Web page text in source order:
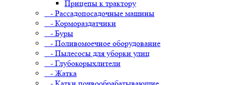
Прицепы к трактору
- Рассадопосадочные машины
- Кормораздатчики
- Буры
- Поливомоечное оборудование
- Пылесосы для уборки улиц
- Глубокорыхлители
- Жатка